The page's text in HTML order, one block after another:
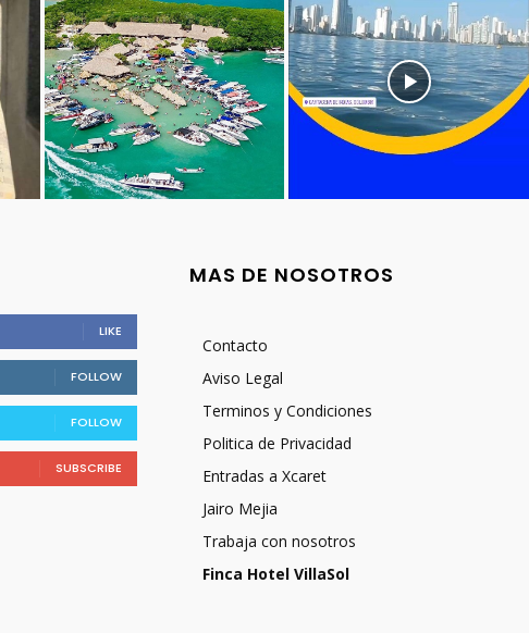
LIKE
FOLLOW
FOLLOW
SUBSCRIBE
MAS DE NOSOTROS
Contacto
Aviso Legal
Terminos y Condiciones
Politica de Privacidad
Entradas a Xcaret
Jairo Mejia
Trabaja con nosotros
Finca Hotel VillaSol